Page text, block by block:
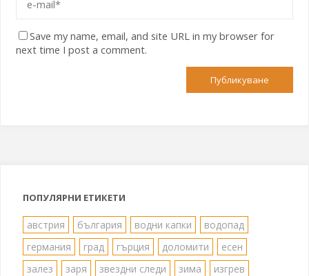
Save my name, email, and site URL in my browser for
next time I post a comment.
ПОПУЛЯРНИ ЕТИКЕТИ
австрия българия водни капки
водопад
германия
град гърция доломити
есен
залез
заря звездни следи зима
изгрев